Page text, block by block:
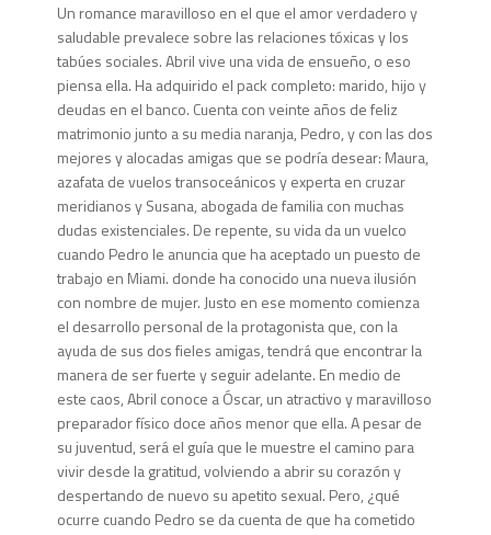
Un romance maravilloso en el que el amor verdadero y
saludable prevalece sobre las relaciones tóxicas y los
tabúes sociales. Abril vive una vida de ensueño, o eso
piensa ella. Ha adquirido el pack completo: marido, hijo y
deudas en el banco. Cuenta con veinte años de feliz
matrimonio junto a su media naranja, Pedro, y con las dos
mejores y alocadas amigas que se podría desear: Maura,
azafata de vuelos transoceánicos y experta en cruzar
meridianos y Susana, abogada de familia con muchas
dudas existenciales. De repente, su vida da un vuelco
cuando Pedro le anuncia que ha aceptado un puesto de
trabajo en Miami. donde ha conocido una nueva ilusión
con nombre de mujer. Justo en ese momento comienza
el desarrollo personal de la protagonista que, con la
ayuda de sus dos fieles amigas, tendrá que encontrar la
manera de ser fuerte y seguir adelante. En medio de
este caos, Abril conoce a Óscar, un atractivo y maravilloso
preparador físico doce años menor que ella. A pesar de
su juventud, será el guía que le muestre el camino para
vivir desde la gratitud, volviendo a abrir su corazón y
despertando de nuevo su apetito sexual. Pero, ¿qué
ocurre cuando Pedro se da cuenta de que ha cometido